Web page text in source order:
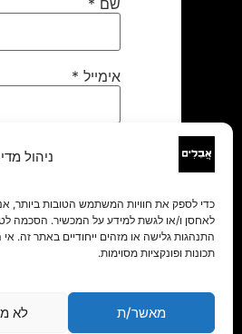
ניהול
לאחסן ו/או לגשת למידע על המכשיר. הסכמה
התנהגות גלישה או מזהים ייחודיים באתר זה.
תכונות ופונקציות מסוימות.
מאשר/ת לא
אימייל *